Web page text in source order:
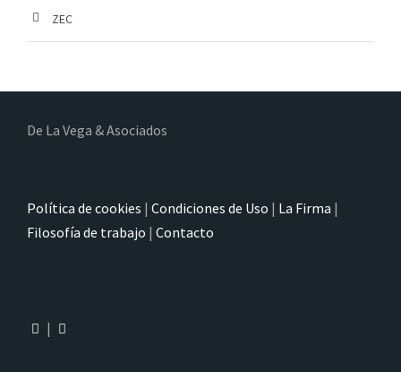
ZEC
De La Vega & Asociados
Política de cookies | Condiciones de Uso | La Firma |
Filosofía de trabajo | Contacto
|